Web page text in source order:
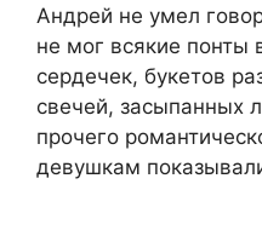
Андрей не умел
не мог всякие понты
сердечек, букетов
свечей, засыпанных
прочего
девушкам